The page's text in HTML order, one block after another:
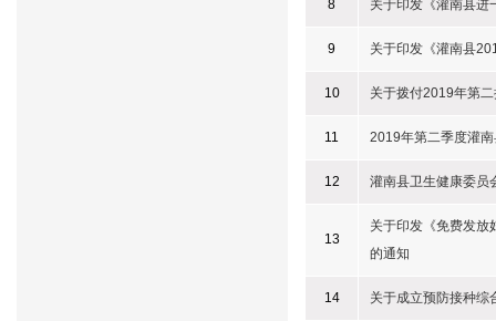
8 关于印发《灌南县进
9 关于印发《灌南县
10 关于拨付2019年第
11 2019年第二季度灌
12 灌南县卫生健康委员
13
关于印发《免费发放
的通知
14 关于成立预防接种综